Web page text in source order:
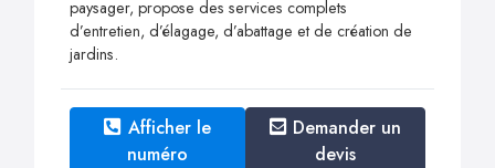
paysager, propose des services complets
d’entretien, d’élagage, d’abattage et de création de
jardins.
Afficher le
numéro
Demander un
devis